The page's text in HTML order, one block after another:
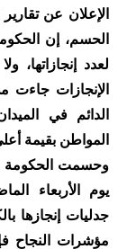
الإعلان عن
الحسم، إن
لعدد إنجازاتها،
الإنجازات جاءت
الدائم في
المواطن بقيمة
وحسمت الحكومة
يوم الأربعاء
جدليات إنجازها
مؤشرات النجاح